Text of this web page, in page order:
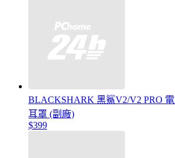
BLACKSHARK 黑鯊V2/V2 PRO
耳罩 (副廠)
$399